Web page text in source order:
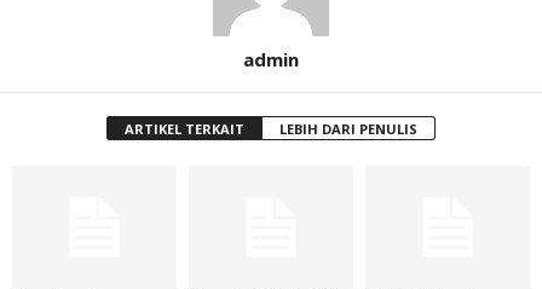
admin
ARTIKEL TERKAIT LEBIH DARI PENULIS